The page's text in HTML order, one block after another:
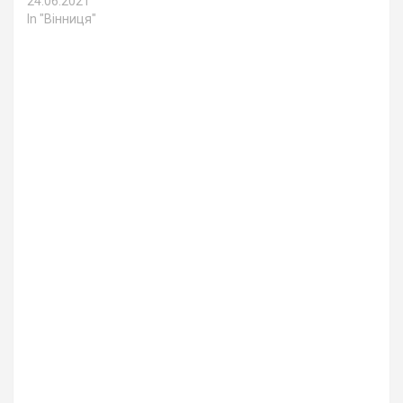
In "Вінниця"